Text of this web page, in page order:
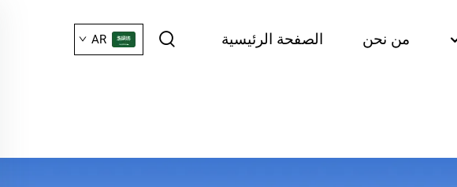
الصفحة الرئيسية من نحن AR